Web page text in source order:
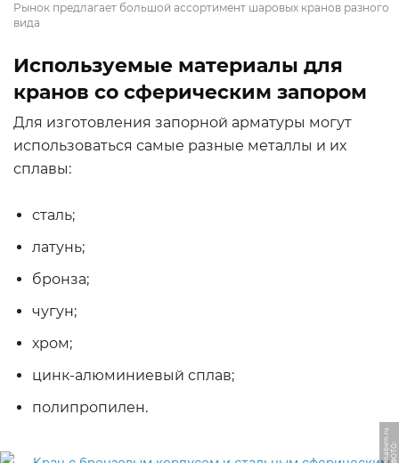
Рынок предлагает большой ассортимент шаровых кранов разного
вида
Используемые материалы для
кранов со сферическим запором
Для изготовления запорной арматуры могут
использоваться самые разные металлы и их
сплавы:
сталь;
латунь;
бронза;
чугун;
хром;
цинк-алюминиевый сплав;
полипропилен.
Ф
О
Т
О:
li
d
e
r
s
n
a
b
v
r
n.
r